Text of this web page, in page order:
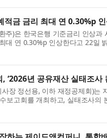
적금 금리 최대 연 0.30%p
주)은 한국은행 기준금리 인상과
대 연 0.30%p 인상한다고 22일
일부터 기본 금리가 연 0.20%p ~
‘2026년 공유재산 실태조사
장 정선용, 이하 재정공제회)는
보고회를 개최하고, 실태조사의
했다고 밝혔다. 이번 착수보고회